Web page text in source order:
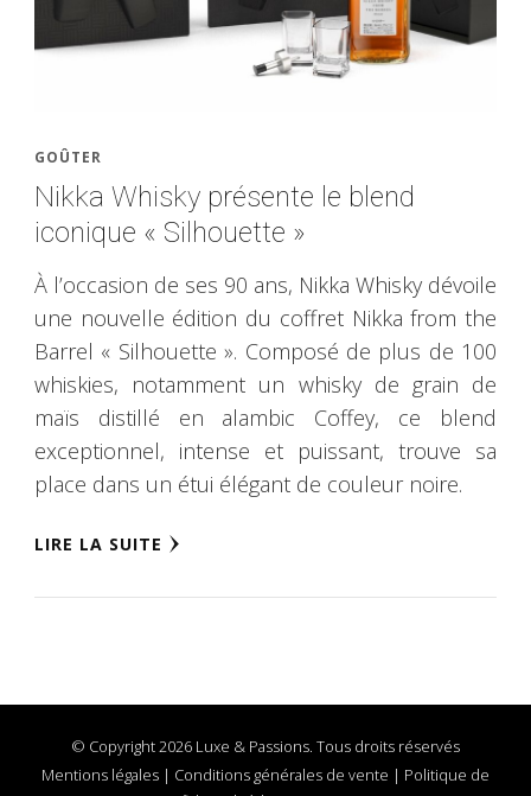
GOÛTER
Nikka Whisky présente le blend
iconique « Silhouette »
À l’occasion de ses 90 ans, Nikka Whisky dévoile
une nouvelle édition du coffret Nikka from the
Barrel « Silhouette ». Composé de plus de 100
whiskies, notamment un whisky de grain de
maïs distillé en alambic Coffey, ce blend
exceptionnel, intense et puissant, trouve sa
place dans un étui élégant de couleur noire.
LIRE LA SUITE
© Copyright 2026 Luxe & Passions. Tous droits réservés
Mentions légales | Conditions générales de vente | Politique de